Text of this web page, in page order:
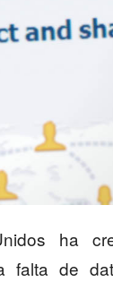
ha
falta de